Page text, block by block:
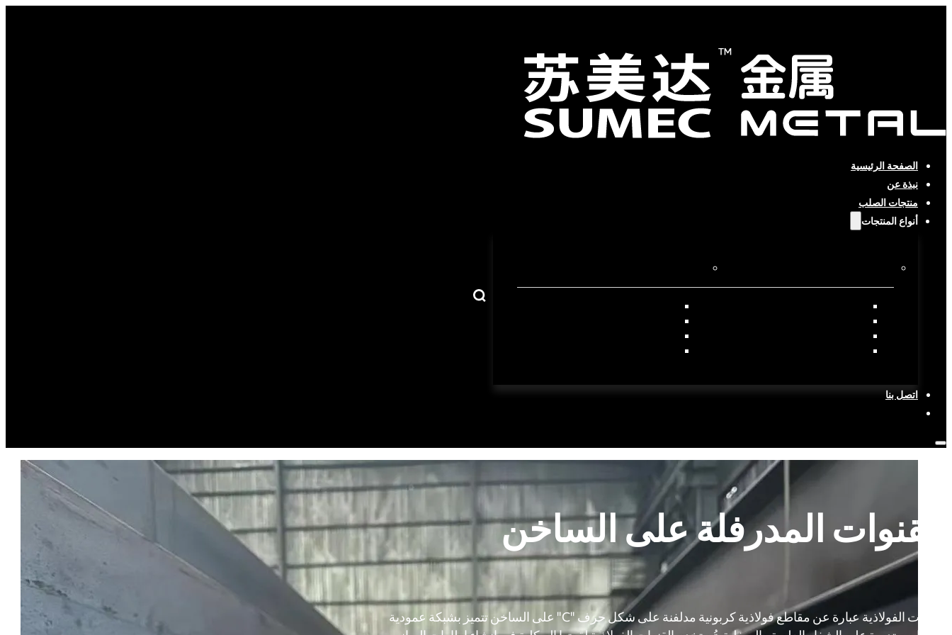
الصفحة الرئيسية
نبذة عن
منتجات الصلب
أنواع المنتجات
اتصل بنا
القنوات المدرفلة على الساخن
القنوات الفولاذية عبارة عن مقاطع فولاذية كربونية مدلفنة على شكل حرف "C" على الساخن تتميز بشبكة عمودية